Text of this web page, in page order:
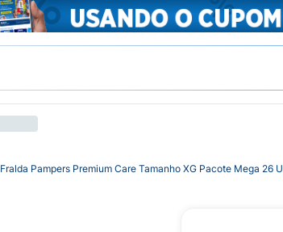
Fralda Pampers Premium Care Tamanho XG Pacote Mega 26